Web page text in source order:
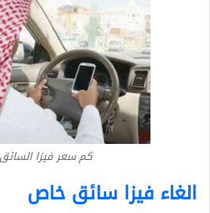
كم سعر فيزا
الغاء فيزا سائق خاص